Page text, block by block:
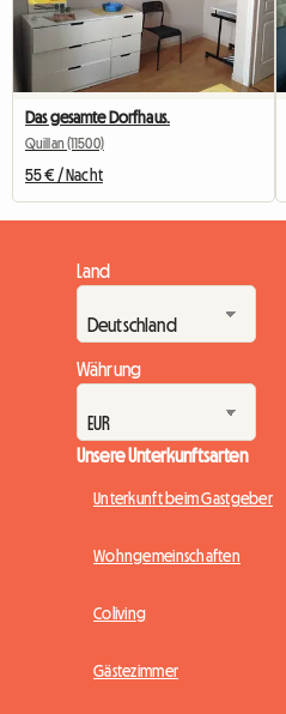
Das gesamte Dorfhaus.
Quillan (11500)
55 € / Nacht
Land
Währung
Unsere Unterkunftsarten
Unterkunft beim Gastgeber
Wohngemeinschaften
Coliving
Gästezimmer